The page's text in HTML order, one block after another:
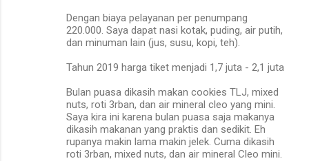
Dengan biaya pelayanan per penumpang
220.000. Saya dapat nasi kotak, puding, air putih,
dan minuman lain (jus, susu, kopi, teh).
Tahun 2019 harga tiket menjadi 1,7 juta - 2,1 juta
Bulan puasa dikasih makan cookies TLJ, mixed
nuts, roti 3rban, dan air mineral cleo yang mini.
Saya kira ini karena bulan puasa saja makanya
dikasih makanan yang praktis dan sedikit. Eh
rupanya makin lama makin jelek. Cuma dikasih
roti 3rban, mixed nuts, dan air mineral Cleo mini.